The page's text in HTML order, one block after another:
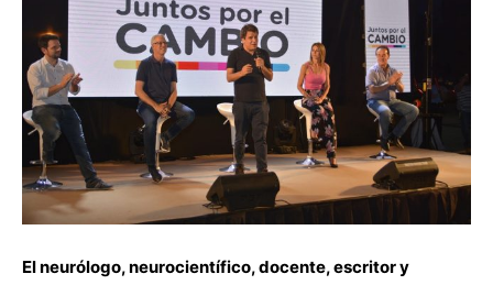
El neurólogo, neurocientífico, docente, escritor y